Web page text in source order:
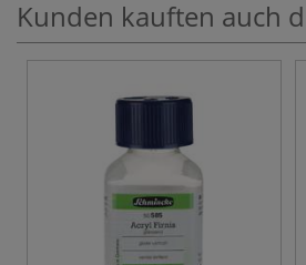
Kunden kauften auch